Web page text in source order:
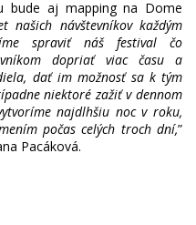
bude aj mapping na Dome
našich návštevníkov každým
spraviť náš festival čo
dopriať viac času a
dať im možnosť sa k tým
niektoré zažiť v dennom
najdlhšiu noc v roku,
počas celých troch dní,”